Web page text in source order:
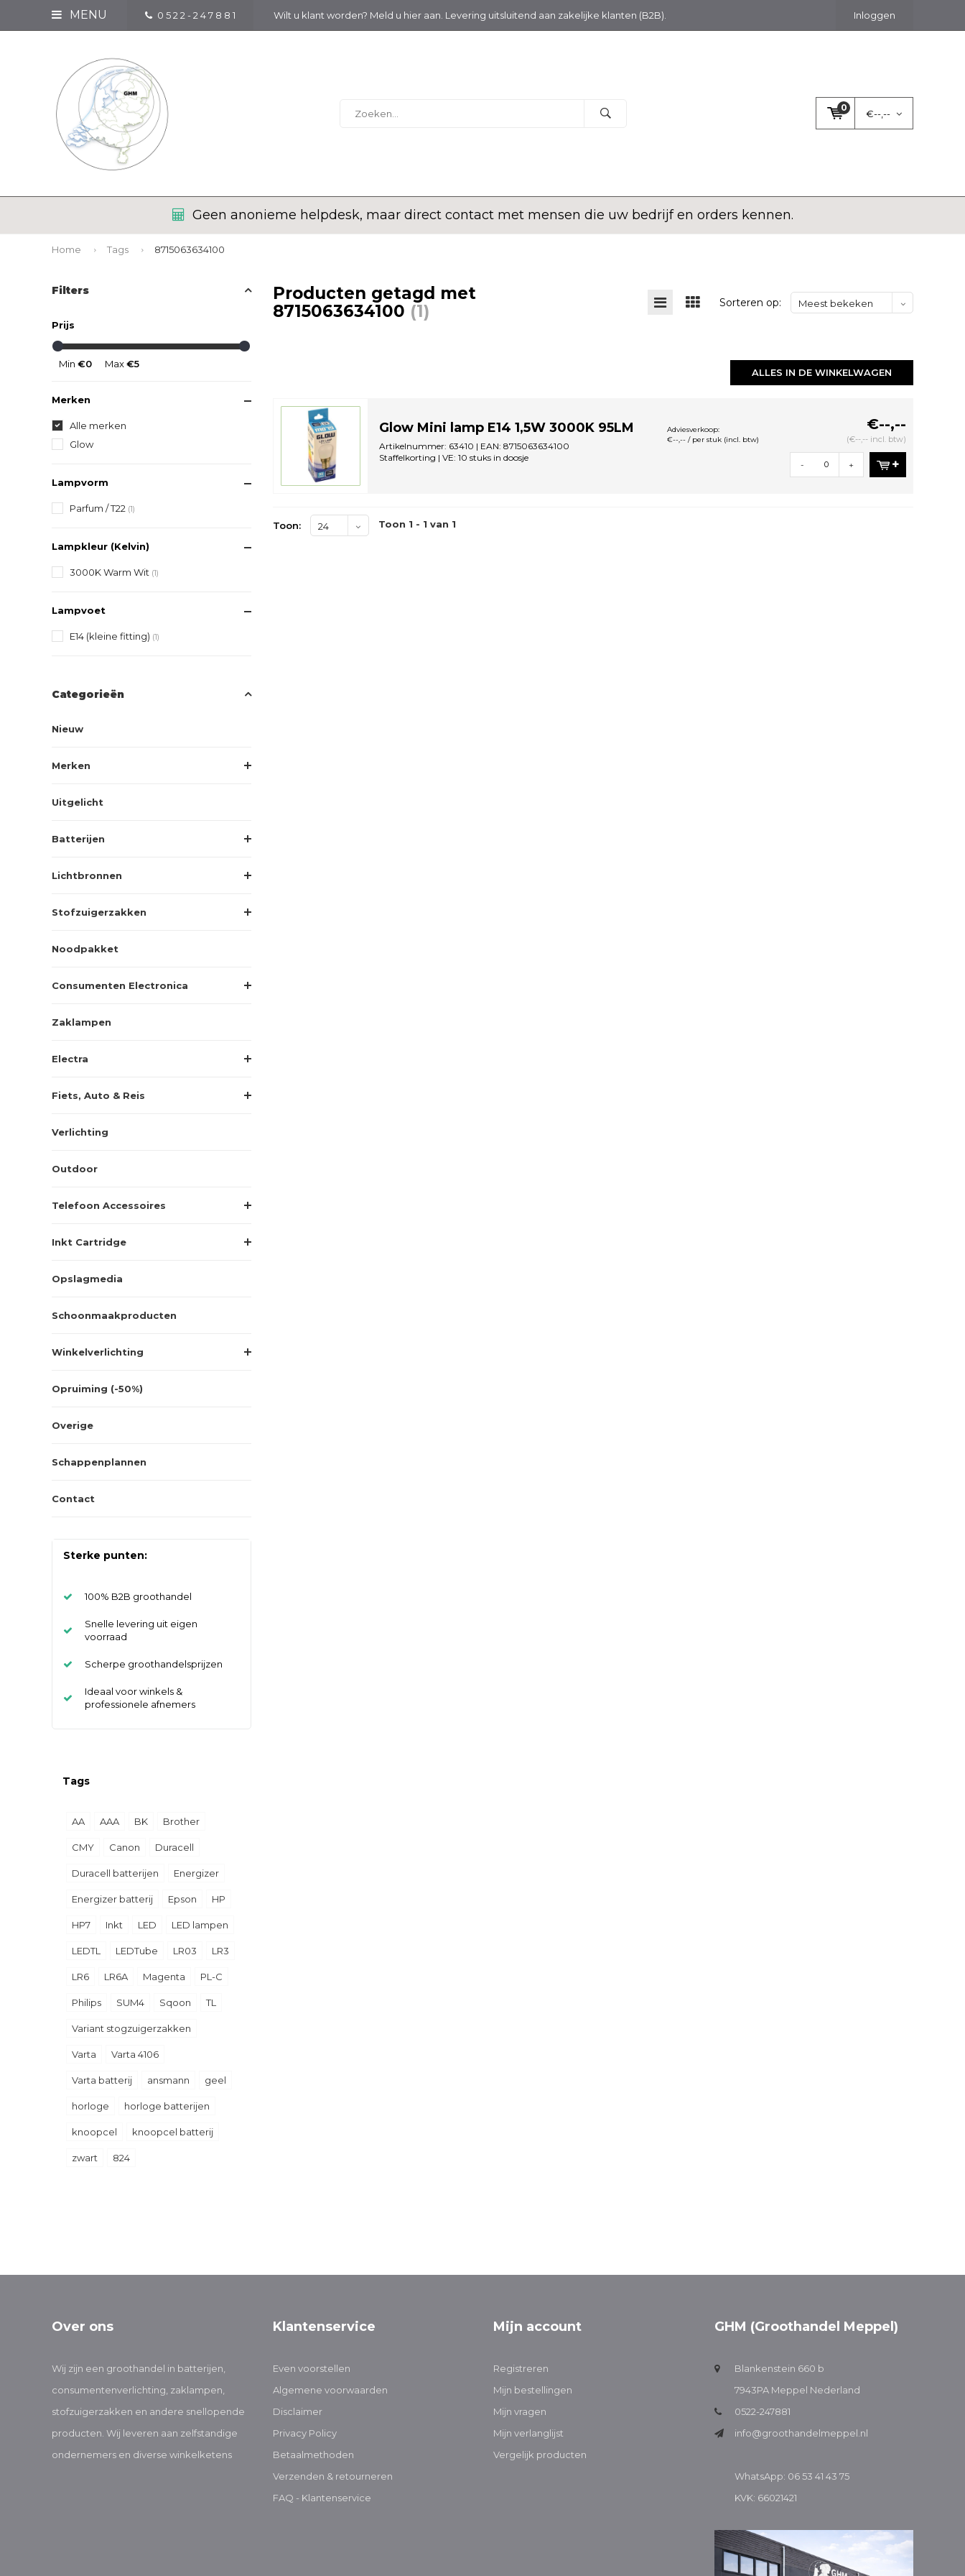
MENU 0 5 2 2 - 2 4 7 8 8 1 Wilt u klant worden? Meld u hier aan. Levering uitsluitend aan zakelijke klanten (B2B). Inloggen
0
€--,--
Geen anonieme helpdesk, maar direct contact met mensen die uw bedrijf en orders kennen.
Home Tags 8715063634100
Filters
Prijs
Min €0 Max€5
Merken
Alle merken
Glow
Lampvorm
Parfum / T22 (1)
Lampkleur (Kelvin)
3000K Warm Wit (1)
Lampvoet
E14 (kleine fitting) (1)
Categorieën
Nieuw
Merken
Uitgelicht
Batterijen
Lichtbronnen
Stofzuigerzakken
Noodpakket
Consumenten Electronica
Zaklampen
Electra
Fiets, Auto & Reis
Verlichting
Outdoor
Telefoon Accessoires
Inkt Cartridge
Opslagmedia
Schoonmaakproducten
Winkelverlichting
Opruiming (-50%)
Overige
Schappenplannen
Contact
Sterke punten:
100% B2B groothandel
Snelle levering uit eigen
voorraad
Scherpe groothandelsprijzen
Ideaal voor winkels &
professionele afnemers
Tags
AA AAA BK Brother
CMY Canon Duracell
Duracell batterijen Energizer
Energizer batterij Epson HP
HP7 Inkt LED LED lampen
LEDTL LEDTube LR03 LR3
LR6 LR6A Magenta PL-C
Philips SUM4 Sqoon TL
Variant stogzuigerzakken
Varta Varta 4106
Varta batterij ansmann geel
horloge horloge batterijen
knoopcel knoopcel batterij
zwart 824
Producten getagd met
8715063634100 (1) Sorteren op: Meest bekeken
ALLES IN DE WINKELWAGEN
Glow Mini lamp E14 1,5W 3000K 95LM
Artikelnummer: 63410 | EAN: 8715063634100
Staffelkorting | VE: 10 stuks in doosje
€--,--
Adviesverkoop:
€--,-- / per stuk (incl. btw)
(€--,-- incl. btw)
- +
Toon: 24 Toon 1 - 1 van 1
Over ons
Wij zijn een groothandel in batterijen,
consumentenverlichting, zaklampen,
stofzuigerzakken en andere snellopende
producten. Wij leveren aan zelfstandige
ondernemers en diverse winkelketens
Klantenservice
Even voorstellen
Algemene voorwaarden
Disclaimer
Privacy Policy
Betaalmethoden
Verzenden & retourneren
FAQ - Klantenservice
Mijn account
Registreren
Mijn bestellingen
Mijn vragen
Mijn verlanglijst
Vergelijk producten
GHM (Groothandel Meppel)
Blankenstein 660 b
7943PA Meppel Nederland
0522-247881
info@groothandelmeppel.nl
WhatsApp: 06 53 41 43 75
KVK: 66021421